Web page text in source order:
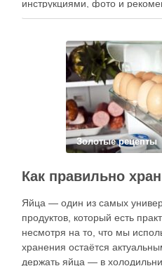
инструкциями, фото и
приготовлению. В отличие от
контент, расширять
функции. Ниже …
Золотые рецепты
Яйца — один из самых
продуктов, который есть
несмотря на то, что мы
хранения остаётся
держать яйца — в